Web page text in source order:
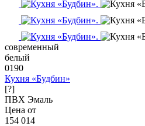
современный
белый
0190
Кухня «Будбин»
[?]
ПВХ Эмаль
Цена от
154 014